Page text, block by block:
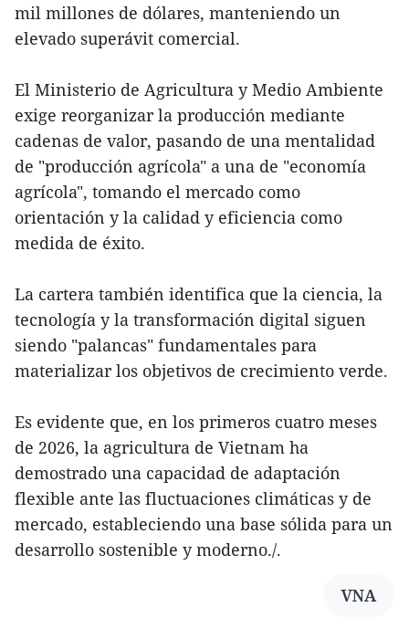
mil millones de dólares, manteniendo un
elevado superávit comercial.
El Ministerio de Agricultura y Medio Ambiente
exige reorganizar la producción mediante
cadenas de valor, pasando de una mentalidad
de "producción agrícola" a una de "economía
agrícola", tomando el mercado como
orientación y la calidad y eficiencia como
medida de éxito.
La cartera también identifica que la ciencia, la
tecnología y la transformación digital siguen
siendo "palancas" fundamentales para
materializar los objetivos de crecimiento verde.
Es evidente que, en los primeros cuatro meses
de 2026, la agricultura de Vietnam ha
demostrado una capacidad de adaptación
flexible ante las fluctuaciones climáticas y de
mercado, estableciendo una base sólida para un
desarrollo sostenible y moderno./.
VNA